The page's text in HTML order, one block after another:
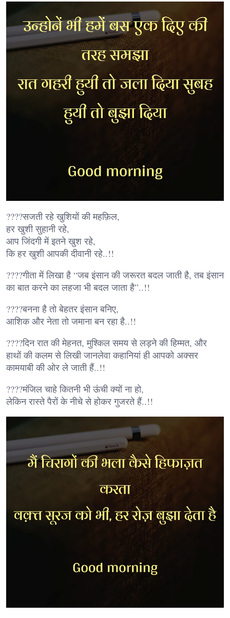
????सजती रहे खुशियों की महफ़िल,
हर खुशी सुहानी रहे,
आप जिंदगी में इतने खुश रहे,
कि हर खुशी आपकी दीवानी रहे..!!
????गीता में लिखा है “जब इंसान की जरूरत बदल जाती है, तब इंसान
का बात करने का लहजा भी बदल जाता है”..!!
????बनना है तो बेहतर इंसान बनिए,
आशिक और नेता तो जमाना बन रहा है..!!
????दिन रात की मेहनत, मुश्किल समय से लड़ने की हिम्मत, और
हाथों की कलम से लिखी जानलेवा कहानियां ही आपको अक्सर
कामयाबी की ओर ले जाती हैं..!!
????मंजिल चाहे कितनी भी ऊंची क्यों ना हो,
लेकिन रास्ते पैरों के नीचे से होकर गुजरते हैं..!!